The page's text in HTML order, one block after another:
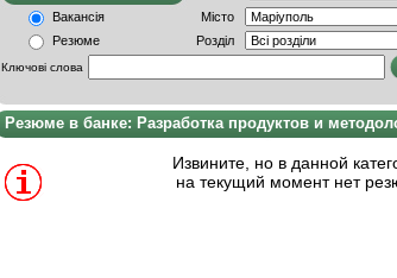
Вакансія
Місто
Резюме
Розділ
Ключові слова
Резюме в банке: Разработка продуктов и
Извините, но в данной
на текущий момент нет